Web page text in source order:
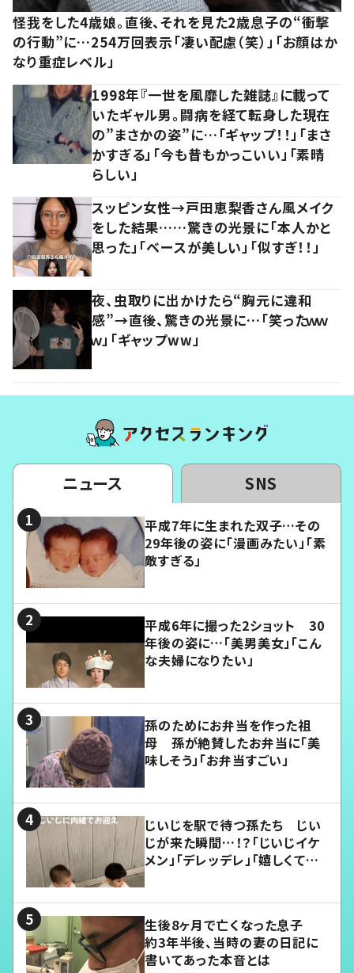
怪我をした4歳娘。直後、それを見た2歳息子の“衝撃
の行動”に…254万回表示「凄い配慮（笑）」「お顔はか
なり重症レベル」
1998年『一世を風靡した雑誌』に載って
いたギャル男。闘病を経て転身した現在
の”まさかの姿”に…「ギャップ！！」「まさ
かすぎる」「今も昔もかっこいい」「素晴
らしい」
スッピン女性→戸田恵梨香さん風メイク
をした結果……驚きの光景に「本人かと
思った」「ベースが美しい」「似すぎ！！」
夜、虫取りに出かけたら“胸元に違和
感”→直後、驚きの光景に…「笑ったｗｗ
ｗ」「ギャップww」
ニュース SNS
平成7年に生まれた双子…その
29年後の姿に「漫画みたい」「素
敵すぎる」
平成6年に撮った2ショット 30
年後の姿に…「美男美女」「こん
な夫婦になりたい」
孫のためにお弁当を作った祖
母 孫が絶賛したお弁当に「美
味しそう」「お弁当すごい」
じいじを駅で待つ孫たち じい
じが来た瞬間…！？「じいじイケ
メン」「デレッデレ」「嬉しくて可
生後8ヶ月で亡くなった息子
約3年半後、当時の妻の日記に
書いてあった本音とは